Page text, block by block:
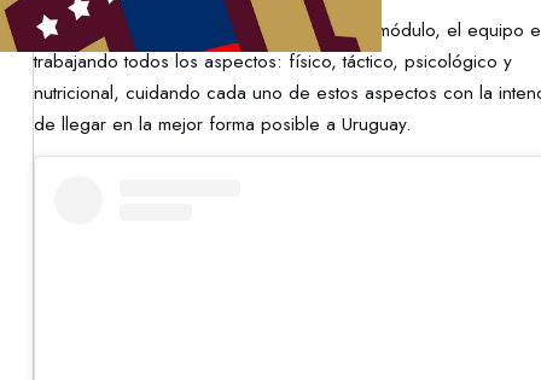
Durante las dos semanas que durará este módulo, el equipo
trabajando todos los aspectos: físico, táctico, psicológico y
nutricional, cuidando cada uno de estos aspectos con la
de llegar en la mejor forma posible a Uruguay.